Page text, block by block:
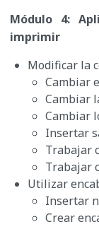
Módulo 4:
imprimir
Modificar la
Cambiar
Cambiar
Cambiar
Insertar
Trabajar
Trabajar
Utilizar
Insertar
Crear